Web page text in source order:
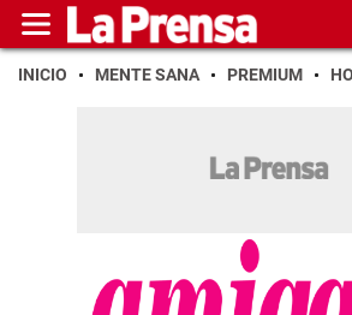
INICIO MENTE SANA PREMIUM